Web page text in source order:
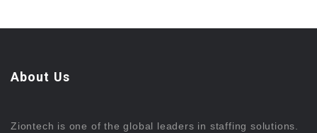
About Us
Ziontech is one of the global leaders in staffing solutions.